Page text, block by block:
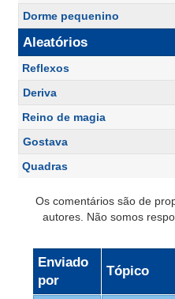
Dorme pequenino
Aleatórios
Reflexos
Deriva
Reino de magia
Gostava
Quadras
Os comentários são de
autores. Não somos
Enviado
por
Tópico